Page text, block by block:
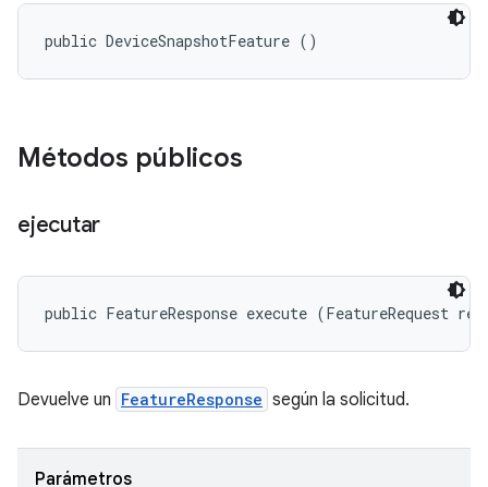
public DeviceSnapshotFeature ()
Métodos públicos
ejecutar
public FeatureResponse execute (FeatureRequest
Devuelve un FeatureResponse según la solicitud.
Parámetros